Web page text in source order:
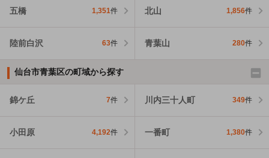
五橋 1,351件 北山 1,856件
陸前白沢 63件 青葉山 280件
仙台市青葉区の町域から探す
錦ケ丘 7件 川内三十人町 349件
小田原 4,192件 一番町 1,380件